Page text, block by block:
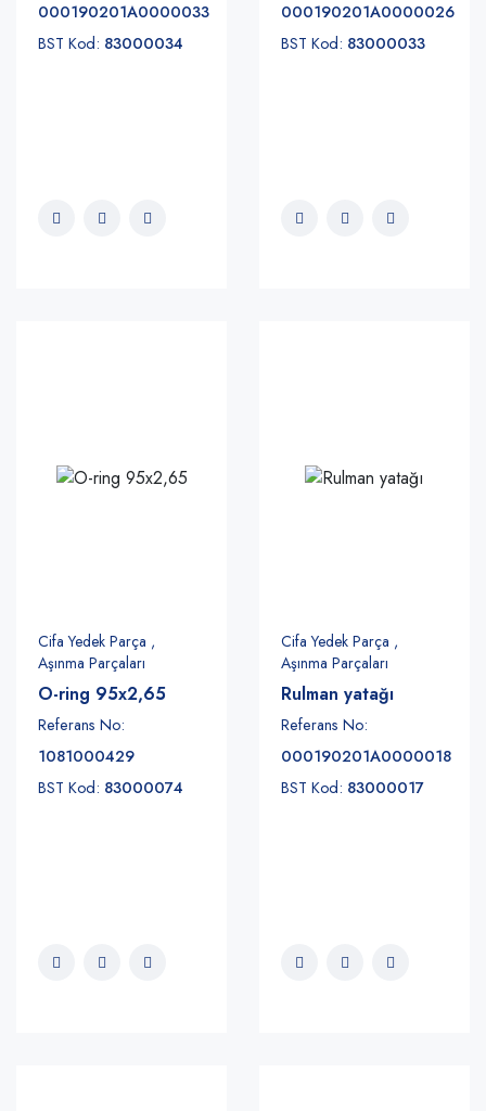
000190201A0000033
BST Kod: 83000034
000190201A0000026
BST Kod: 83000033
Cifa Yedek Parça ,
Aşınma Parçaları
O-ring 95x2,65
Referans No:
1081000429
BST Kod: 83000074
Cifa Yedek Parça ,
Aşınma Parçaları
Rulman yatağı
Referans No:
000190201A0000018
BST Kod: 83000017